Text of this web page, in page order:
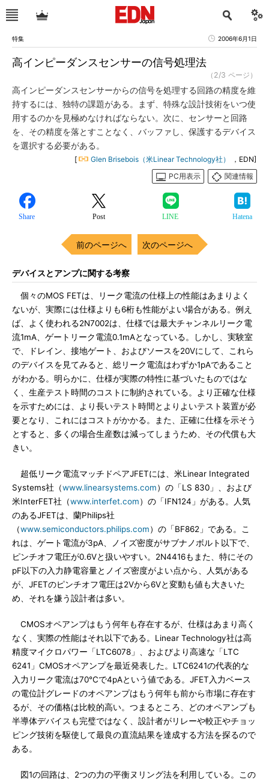
特集 2006年6月1日
高インピーダンスセンサーの信号処理法
（2/3 ページ）
高インピーダンスセンサーからの信号を処理する回路の精度を維
持するには、独特の課題がある。まず、特殊な設計技術をいつ使
用するのかを見極めなければならない。次に、センサーと回路
を、その精度を落とすことなく、バッファし、保護するデバイス
を選択する必要がある。
[ Glen Brisebois（米Linear Technology社）
，EDN]
PC用表示
関連情報
Share Post LINE Hatena
前のページへ 次のページへ
デバイスとアンプに関する考察
個々のMOS FETは、リーク電流の仕様上の性能はあまりよく
ないが、実際には仕様よりも6桁も性能がよい場合がある。例え
ば、よく使われる2N7002は、仕様では最大チャンネルリーク電
流1mA、ゲートリーク電流0.1mAとなっている。しかし、実験室
で、ドレイン、接地ゲート、およびソースを20Vにして、これら
のデバイスを見てみると、総リーク電流はわずか1pAであること
がわかる。明らかに、仕様が実際の特性に基づいたものではな
く、生産テスト時間のコストに制約されている。より正確な仕様
を示すためには、より長いテスト時間とよりよいテスト装置が必
要となり、これにはコストがかかる。また、正確に仕様を示そう
とすると、多くの場合生産数は減ってしまうため、その代償も大
きい。
超低リーク電流マッチドペアJFETには、米Linear Integrated
Systems社（www.linearsystems.com）の「LS 830」、および
米InterFET社（www.interfet.com）の「IFN124」がある。人気
のあるJFETは、蘭Philips社
（www.semiconductors.philips.com）の「BF862」である。こ
れは、ゲート電流が3pA、ノイズ密度がサブナノボルト以下で、
ピンチオフ電圧が0.6Vと扱いやすい。2N4416もまた、特にその
pF以下の入力静電容量とノイズ密度がよい点から、人気がある
が、JFETのピンチオフ電圧は2Vから6Vと変動も値も大きいた
め、それを嫌う設計者は多い。
CMOSオペアンプはもう何年も存在するが、仕様はあまり高く
なく、実際の性能はそれ以下である。Linear Technology社は高
精度マイクロパワー「LTC6078」、およびより高速な「LTC
6241」CMOSオペアンプを最近発表した。LTC6241の代表的な
入力リーク電流は70℃で4pAという値である。JFET入力ベース
の電位計グレードのオペアンプはもう何年も前から市場に存在す
るが、その価格は比較的高い。つまるところ、どのオペアンプも
半導体デバイスも完璧ではなく、設計者がリレーや較正やチョッ
ピング技術を駆使して最良の直流結果を達成する方法を探るので
ある。
図1の回路は、2つの力の平衡ヌリング法を利用している。この